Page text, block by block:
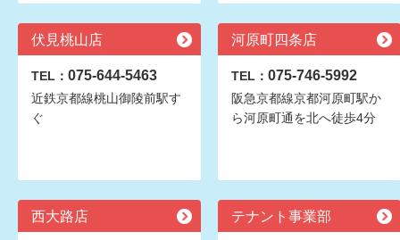
伏見桃山店
TEL： 075-644-5463
近鉄京都線桃山御陵前駅す
ぐ
河原町四条店
TEL： 075-746-5992
阪急京都線京都河原町駅か
ら河原町通を北へ徒歩4分
西大路店 テナント事業部